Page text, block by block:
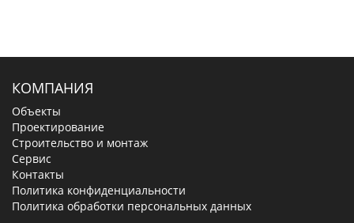
КОМПАНИЯ
Объекты
Проектирование
Строительство и монтаж
Сервис
Контакты
Политика конфиденциальности
Политика обработки персональных данных